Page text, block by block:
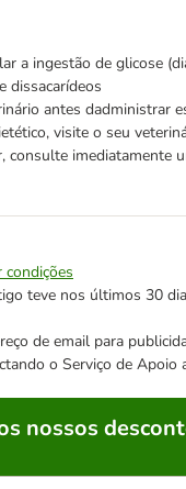
a ingestão de glicose
dissacarídeos
antes
visite o seu
consulte imediatamente
condições
teve nos últimos 30
de email para
o Serviço de
nossos